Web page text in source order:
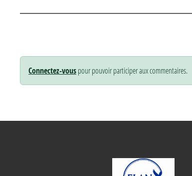
Connectez-vouspour pouvoir participer aux commentaires.